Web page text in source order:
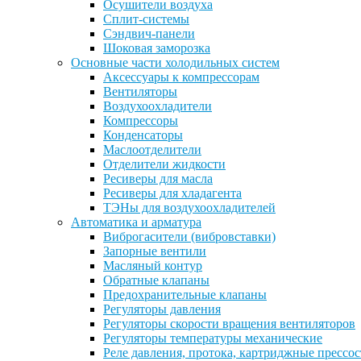
Осушители воздуха
Сплит-системы
Сэндвич-панели
Шоковая заморозка
Основные части холодильных систем
Аксессуары к компрессорам
Вентиляторы
Воздухоохладители
Компрессоры
Конденсаторы
Маслоотделители
Отделители жидкости
Ресиверы для масла
Ресиверы для хладагента
ТЭНы для воздухоохладителей
Автоматика и арматура
Виброгасители (вибровставки)
Запорные вентили
Масляный контур
Обратные клапаны
Предохранительные клапаны
Регуляторы давления
Регуляторы скорости вращения вентиляторов
Регуляторы температуры механические
Реле давления, протока, картриджные